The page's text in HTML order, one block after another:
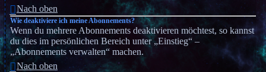
Nach oben
Wie deaktiviere ich meine Abonnements?
Wenn du mehrere Abonnements deaktivieren möchtest, so kannst
du dies im persönlichen Bereich unter „Einstieg“ –
„Abonnements verwalten“ machen.
Nach oben